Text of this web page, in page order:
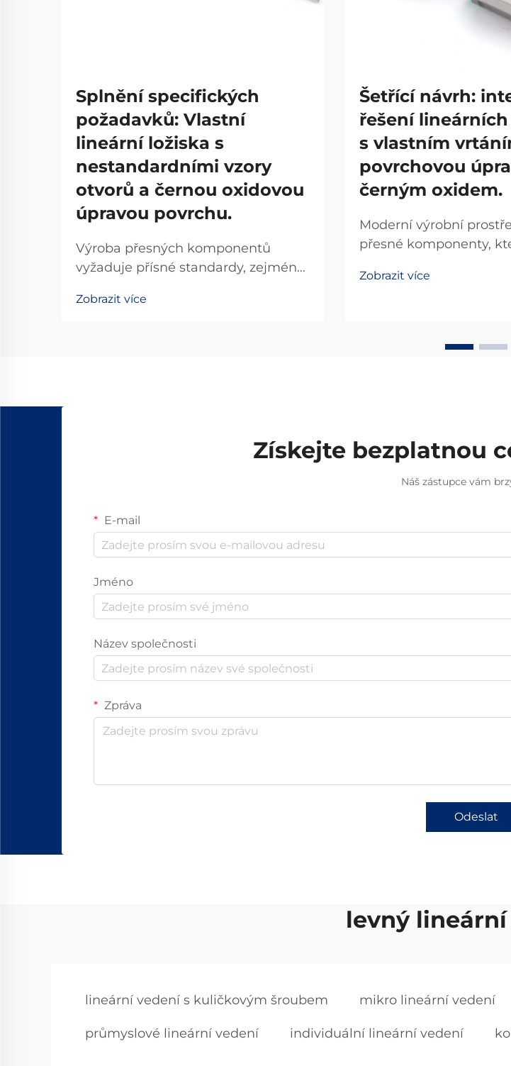
Splnění specifických
požadavků: Vlastní
lineární ložiska s
nestandardními vzory
otvorů a černou oxidovou
úpravou povrchu.
Výroba přesných komponentů
vyžaduje přísné standardy, zejména
nesplňují konkrétní požadavky
Zobrazit více
Šetřící návrh:
řešení
s vlastním
povrchovou
černým oxidem.
Moderní výrobní
přesné komponenty,
minimalizují prostorové
Zobrazit více
Získejte bezplatnou
Náš zástupce vám
E-mail
Jméno
Název společnosti
Zpráva
Odeslat
levný
lineární vedení s kuličkovým šroubem mikro lineární vedení
průmyslové lineární vedení individuální lineární vedení